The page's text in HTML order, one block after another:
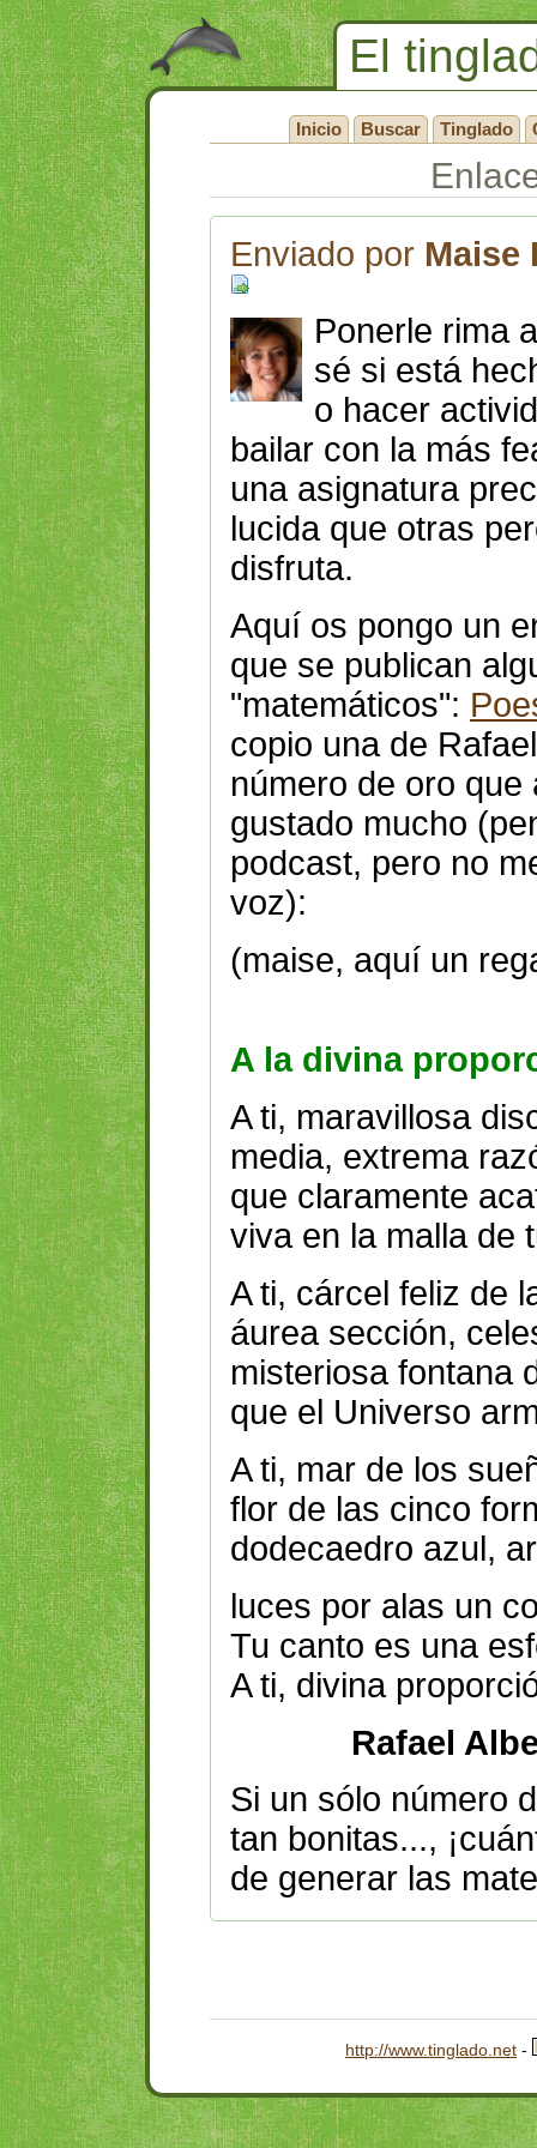
El
Inicio Buscar Tinglado
Enviado por Maise
Ponerle rima
sé si está
o hacer
bailar con la más
una asignatura
lucida que otras
disfruta.
Aquí os pongo un
que se publican
"matemáticos":
copio una de
número de oro
gustado mucho
podcast, pero no
voz):
(maise, aquí un
A la divina
A ti, maravillosa
media, extrema
que claramente
viva en la malla de
A ti, cárcel feliz de
áurea sección,
misteriosa fontana
que el Universo
A ti, mar de los
flor de las cinco
dodecaedro azul,
luces por alas un
Tu canto es una
A ti, divina
Rafael
Si un sólo número
tan bonitas...,
de generar las
http://www.tinglado.net -